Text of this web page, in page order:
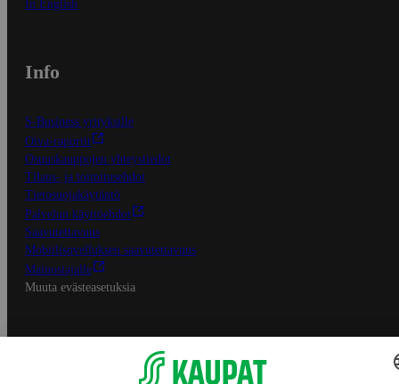
In English
Info
S-Business yrityksille
Oiva-raportit
Osuuskauppojen yhteystiedot
Tilaus- ja toimitusehdot
Tietosuojakäytäntö
Palvelun käyttöehdot
Saavutettavuus
Mobiilisovelluksen saavutettavuus
Mainostajalle
Muuta evästeasetuksia
S-ryhmän palvelut